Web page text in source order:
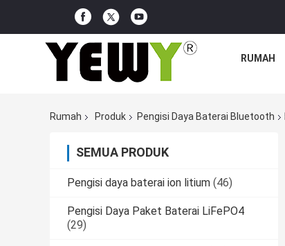
RUMAH
Rumah Produk Pengisi Daya Baterai Bluetooth
SEMUA PRODUK
Pengisi daya baterai ion litium (46)
Pengisi Daya Paket Baterai LiFePO4
(29)